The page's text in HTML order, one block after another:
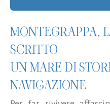
MONTEGRAPPA,
SCRITTO
UN MARE DI
NAVIGAZIONE